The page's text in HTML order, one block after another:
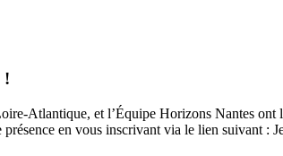
!
Atlantique, et l’Équipe Horizons Nantes
en vous inscrivant via le lien suivant :